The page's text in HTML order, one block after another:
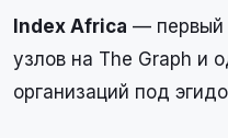
Index Africa — первый
узлов на The Graph и
организаций под